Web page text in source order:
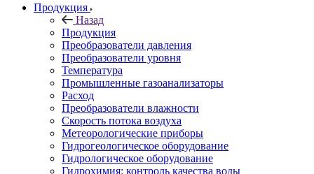
Продукция
Назад
Продукция
Преобразователи давления
Преобразователи уровня
Температура
Промышленные газоанализаторы
Расход
Преобразователи влажности
Скорость потока воздуха
Метеорологические приборы
Гидрогеологическое оборудование
Гидрологическое оборудование
Гидрохимия: контроль качества воды